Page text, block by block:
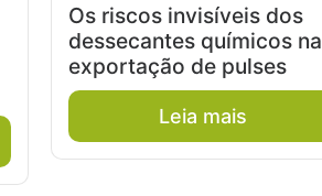
Os riscos invisíveis dos
dessecantes químicos na
exportação de pulses
Leia mais